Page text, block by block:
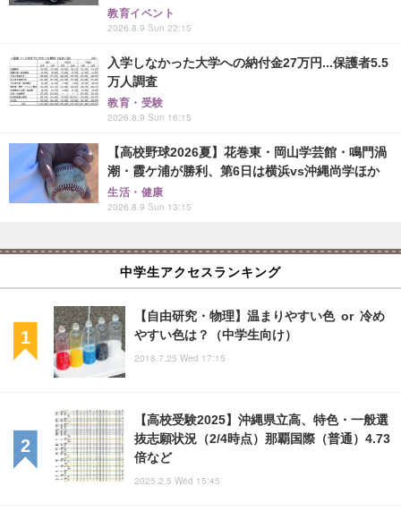
教育イベント
2026.8.9 Sun 22:15
入学しなかった大学への納付金27万円...保護者5.5
万人調査
教育・受験
2026.8.9 Sun 16:15
【高校野球2026夏】花巻東・岡山学芸館・鳴門渦
潮・霞ケ浦が勝利、第6日は横浜vs沖縄尚学ほか
生活・健康
2026.8.9 Sun 13:15
中学生アクセスランキング
【自由研究・物理】温まりやすい色 or 冷め
やすい色は？（中学生向け）
2018.7.25 Wed 17:15
【高校受験2025】沖縄県立高、特色・一般選
抜志願状況（2/4時点）那覇国際（普通）4.73
倍など
2025.2.5 Wed 15:45